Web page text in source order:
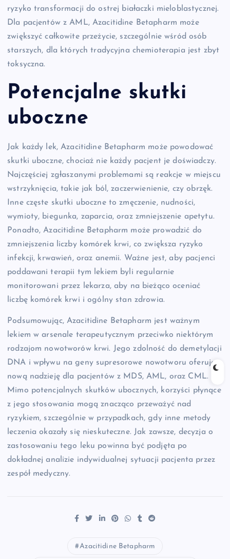
ryzyko transformacji do ostrej białaczki mieloblastycznej.
Dla pacjentów z AML, Azacitidine Betapharm może
zwiększyć całkowite przeżycie, szczególnie wśród osób
starszych, dla których tradycyjna chemioterapia jest zbyt
toksyczna.
Potencjalne skutki
uboczne
Jak każdy lek, Azacitidine Betapharm może powodować
skutki uboczne, chociaż nie każdy pacjent je doświadczy.
Najczęściej zgłaszanymi problemami są reakcje w miejscu
wstrzyknięcia, takie jak ból, zaczerwienienie, czy obrzęk.
Inne częste skutki uboczne to zmęczenie, nudności,
wymioty, biegunka, zaparcia, oraz zmniejszenie apetytu.
Ponadto, Azacitidine Betapharm może prowadzić do
zmniejszenia liczby komórek krwi, co zwiększa ryzyko
infekcji, krwawień, oraz anemii. Ważne jest, aby pacjenci
poddawani terapii tym lekiem byli regularnie
monitorowani przez lekarza, aby na bieżąco oceniać
liczbę komórek krwi i ogólny stan zdrowia.
Podsumowując, Azacitidine Betapharm jest ważnym
lekiem w arsenale terapeutycznym przeciwko niektórym
rodzajom nowotworów krwi. Jego zdolność do demetylacji
DNA i wpływu na geny supresorowe nowotworu oferuje
nową nadzieję dla pacjentów z MDS, AML, oraz CML.
Mimo potencjalnych skutków ubocznych, korzyści płynące
z jego stosowania mogą znacząco przeważyć nad
ryzykiem, szczególnie w przypadkach, gdy inne metody
leczenia okazały się nieskuteczne. Jak zawsze, decyzja o
zastosowaniu tego leku powinna być podjęta po
dokładnej analizie indywidualnej sytuacji pacjenta przez
zespół medyczny.
Azacitidine Betapharm